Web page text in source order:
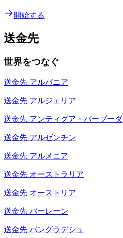
開始する
送金先
世界をつなぐ
送金先 アルバニア
送金先 アルジェリア
送金先 アンティグア・バーブーダ
送金先 アルゼンチン
送金先 アルメニア
送金先 オーストラリア
送金先 オーストリア
送金先 バーレーン
送金先 バングラデシュ